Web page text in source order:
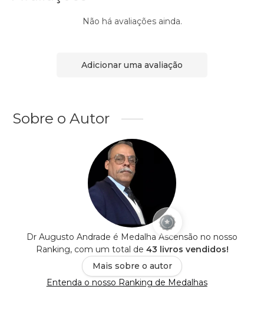
Não há avaliações ainda.
Adicionar uma avaliação
Sobre o Autor
Dr Augusto Andrade é Medalha Ascensão no nosso
Ranking, com um total de 43 livros vendidos!
Mais sobre o autor
Entenda o nosso Ranking de Medalhas